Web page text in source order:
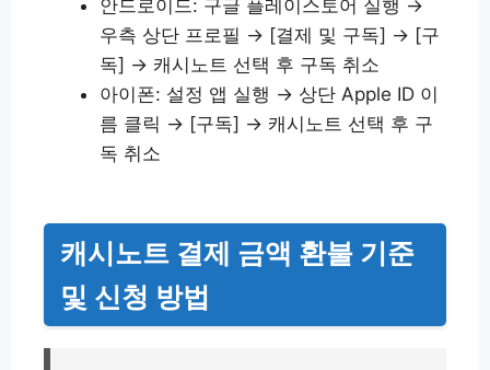
안드로이드: 구글 플레이스토어 실행 →
우측 상단 프로필 → [결제 및 구독] → [구
독] → 캐시노트 선택 후 구독 취소
아이폰: 설정 앱 실행 → 상단 Apple ID 이
름 클릭 → [구독] → 캐시노트 선택 후 구
독 취소
캐시노트 결제 금액 환불 기준
및 신청 방법